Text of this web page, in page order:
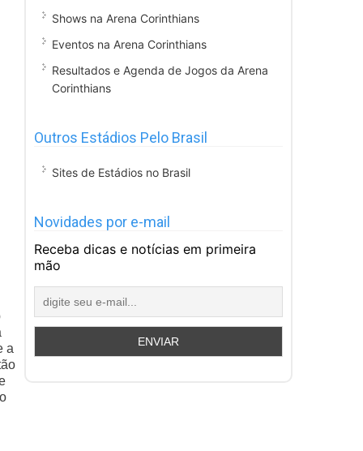
a
Shows na Arena Corinthians
Eventos na Arena Corinthians
Resultados e Agenda de Jogos da Arena
Corinthians
Outros Estádios Pelo Brasil
Sites de Estádios no Brasil
Novidades por e-mail
Receba dicas e notícias em primeira
mão